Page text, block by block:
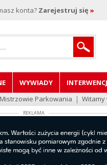
konta? Zarejestruj się »
WYWIADY
Mistrzowie Parkowania Witamy
REKLAMA